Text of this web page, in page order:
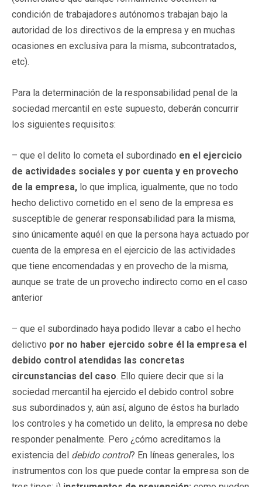
condición de trabajadores autónomos trabajan bajo la
autoridad de los directivos de la empresa y en muchas
ocasiones en exclusiva para la misma, subcontratados,
etc).
Para la determinación de la responsabilidad penal de la
sociedad mercantil en este supuesto, deberán concurrir
los siguientes requisitos:
– que el delito lo cometa el subordinado en el ejercicio
de actividades sociales y por cuenta y en provecho
de la empresa, lo que implica, igualmente, que no todo
hecho delictivo cometido en el seno de la empresa es
susceptible de generar responsabilidad para la misma,
sino únicamente aquél en que la persona haya actuado por
cuenta de la empresa en el ejercicio de las actividades
que tiene encomendadas y en provecho de la misma,
aunque se trate de un provecho indirecto como en el caso
anterior
– que el subordinado haya podido llevar a cabo el hecho
delictivo por no haber ejercido sobre él la empresa el
debido control atendidas las concretas
circunstancias del caso. Ello quiere decir que si la
sociedad mercantil ha ejercido el debido control sobre
sus subordinados y, aún así, alguno de éstos ha burlado
los controles y ha cometido un delito, la empresa no debe
responder penalmente. Pero ¿cómo acreditamos la
existencia del debido control? En líneas generales, los
instrumentos con los que puede contar la empresa son de